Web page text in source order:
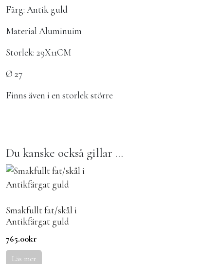
Färg: Antik guld
Material Aluminuim
Storlek: 29X11CM
Ø 27
Finns även i en storlek större
Du kanske också gillar …
Smakfullt fat/skål i
Antikfärgat guld
765.00kr
Läs mer